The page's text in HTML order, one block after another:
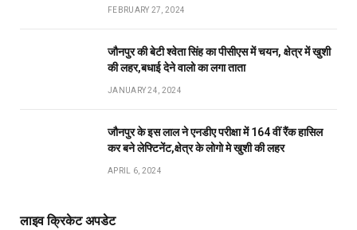
FEBRUARY 27, 2024
जौनपुर की बेटी श्वेता सिंह का पीसीएस में चयन, क्षेत्र में खुशी
की लहर,बधाई देने वालो का लगा ताता
JANUARY 24, 2024
जौनपुर के इस लाल ने एनडीए परीक्षा में 164 वीं रैंक हासिल
कर बने लेफ्टिनेंट,क्षेत्र के लोगो मे खुशी की लहर
APRIL 6, 2024
लाइव क्रिकेट अपडेट